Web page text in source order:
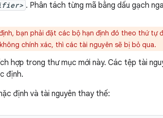
. Phân tách từng mã bằng dấu gạch
bạn phải đặt các bộ hạn định đó theo thứ tự
chính xác, thì các tài nguyên sẽ bị bỏ qua.
hợp trong thư mục mới này. Các tệp tài
định.
định và tài nguyên thay thế: